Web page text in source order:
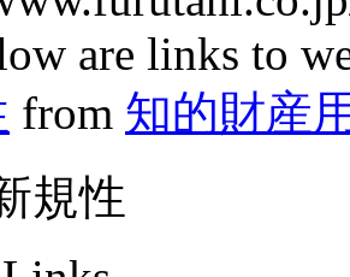
are links to
from 知的財産
規性